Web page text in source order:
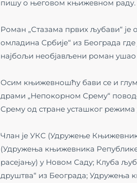
пишу о његовом књижевном раду.
Роман „Стазама првих љубави“ је
омладина Србије“ из Београда
најбољи необјављени роман ушао
Осим књижевношћу бави се и
драми „Непокорном Срему“
Срему од стране усташког режима
Члан је УКС (Удружење
(Удружења књижевника
расејању) у Новом Саду; Клуба
друштва“ из Београда; Удружења